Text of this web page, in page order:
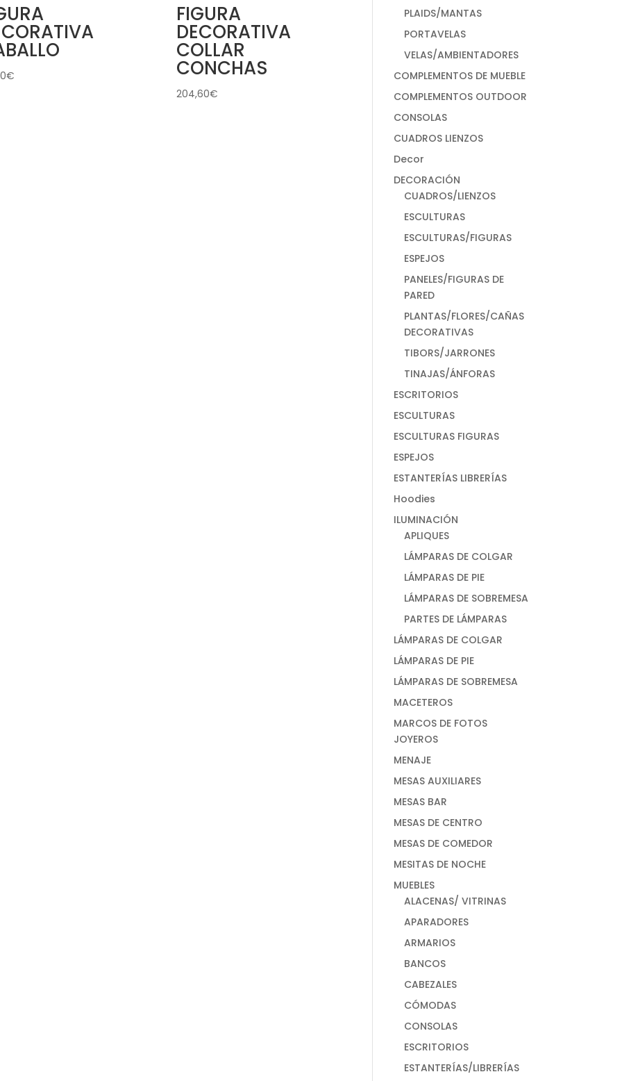
€
FIGURA
DECORATIVA
COLLAR
CONCHAS
204,60€
PLAIDS/MANTAS
PORTAVELAS
VELAS/AMBIENTADORES
COMPLEMENTOS DE MUEBLE
COMPLEMENTOS OUTDOOR
CONSOLAS
CUADROS LIENZOS
Decor
DECORACIÓN
CUADROS/LIENZOS
ESCULTURAS
ESCULTURAS/FIGURAS
ESPEJOS
PANELES/FIGURAS DE
PARED
PLANTAS/FLORES/CAÑAS
DECORATIVAS
TIBORS/JARRONES
TINAJAS/ÁNFORAS
ESCRITORIOS
ESCULTURAS
ESCULTURAS FIGURAS
ESPEJOS
ESTANTERÍAS LIBRERÍAS
Hoodies
ILUMINACIÓN
APLIQUES
LÁMPARAS DE COLGAR
LÁMPARAS DE PIE
LÁMPARAS DE SOBREMESA
PARTES DE LÁMPARAS
LÁMPARAS DE COLGAR
LÁMPARAS DE PIE
LÁMPARAS DE SOBREMESA
MACETEROS
MARCOS DE FOTOS
JOYEROS
MENAJE
MESAS AUXILIARES
MESAS BAR
MESAS DE CENTRO
MESAS DE COMEDOR
MESITAS DE NOCHE
MUEBLES
ALACENAS/ VITRINAS
APARADORES
ARMARIOS
BANCOS
CABEZALES
CÓMODAS
CONSOLAS
ESCRITORIOS
ESTANTERÍAS/LIBRERÍAS